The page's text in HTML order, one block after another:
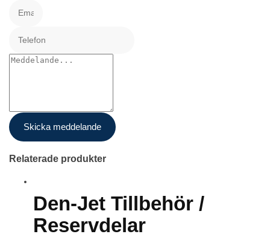
Skicka meddelande
Relaterade produkter
Den-Jet Tillbehör /
Reservdelar